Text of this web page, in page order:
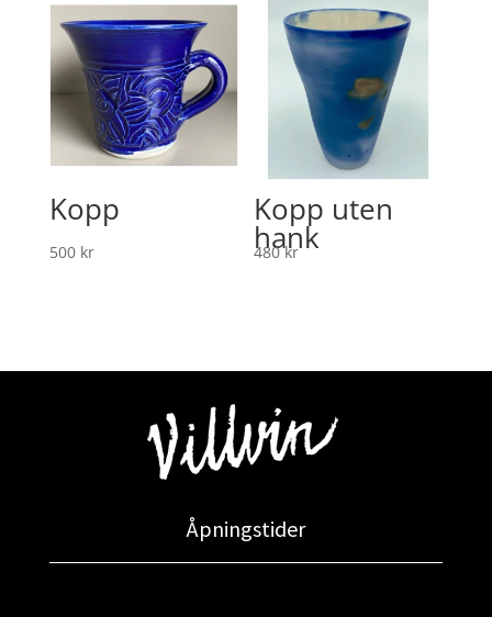
Kopp
500 kr
Kopp uten
hank
480kr
Åpningstider